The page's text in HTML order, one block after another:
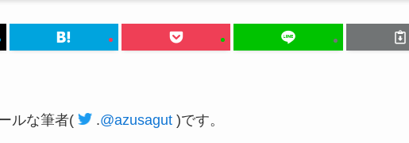
ルな筆者( .@azusagut )です。